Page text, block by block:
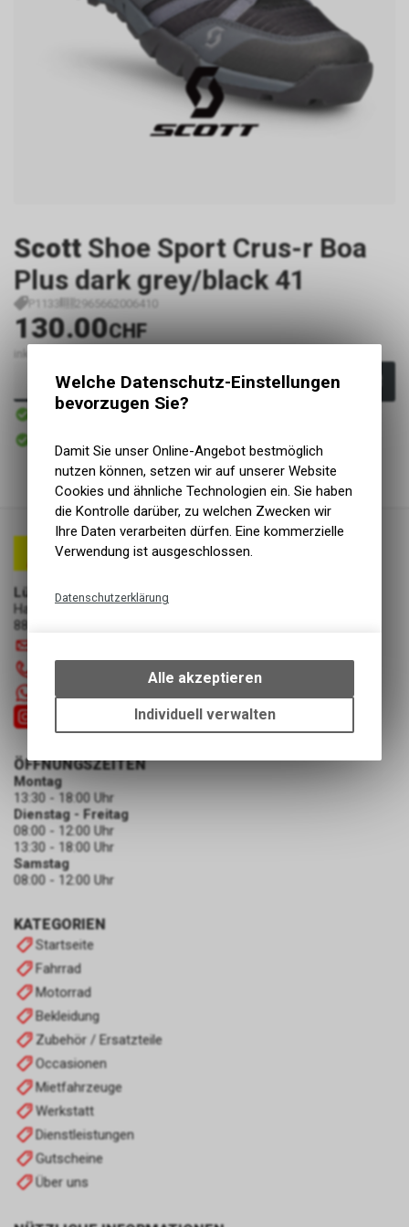
Scott Shoe Sport Crus-r Boa
Plus dark grey/black 41
P1133 2965662006410
130.00CHF
inkl. MwSt., zzgl.
In den Warenkorb
Sofort verfügbar
Abholung Lüscher Motor- & Bike World
Lüscher Motor- & Bike World
Hauptstrasse 29a
8867 Niederurnen
+41 55 6103131
KATEGORIEN
Startseite
Fahrrad
Motorrad
Bekleidung
Zubehör / Ersatzteile
Occasionen
Mietfahrzeuge
Werkstatt
Dienstleistungen
Gutscheine
Über uns
ÖFFNUNGSZEITEN
Montag
13:30 - 18:00 Uhr
Dienstag - Freitag
08:00 - 12:00 Uhr
13:30 - 18:00 Uhr
Samstag
08:00 - 12:00 Uhr
Welche Datenschutz-Einstellungen
bevorzugen Sie?
Damit Sie unser Online-Angebot bestmöglich
nutzen können, setzen wir auf unserer Website
Cookies und ähnliche Technologien ein. Sie haben
die Kontrolle darüber, zu welchen Zwecken wir
Ihre Daten verarbeiten dürfen. Eine kommerzielle
Verwendung ist ausgeschlossen.
Datenschutzerklärung
bestimmte Interaktionen und
Einstellungen auf Ihrem Gerät,
um die grundlegenden
Funktionen unseres Online-
Alle akzeptieren
Individuell verwalten